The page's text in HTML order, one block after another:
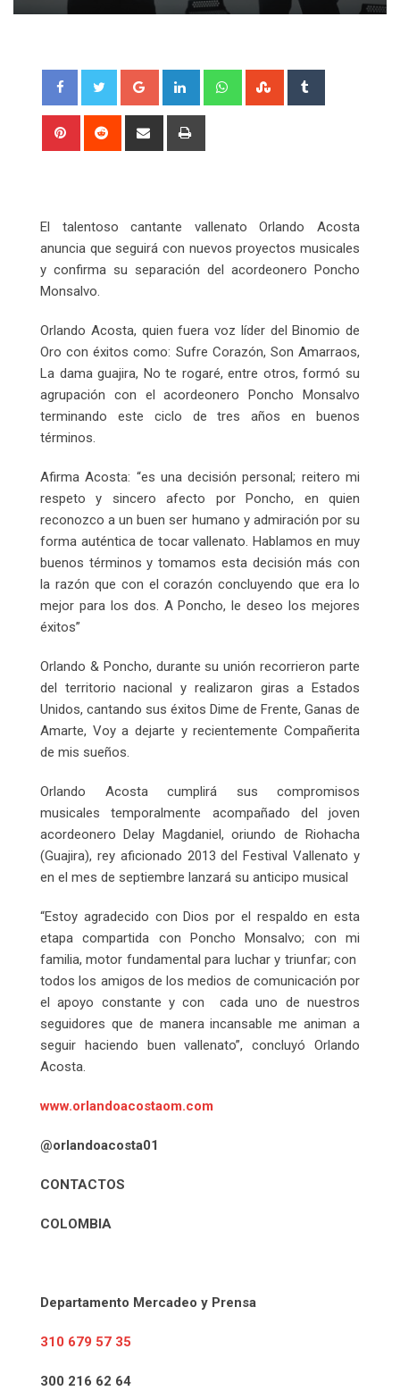
Google+ LinkedIn WhatsappStumbleUpon
Pinterest Reddit
Share
El talentoso cantante vallenato Orlando Acosta
anuncia que seguirá con nuevos proyectos musicales
y confirma su separación del acordeonero Poncho
Monsalvo.
Orlando Acosta, quien fuera voz líder del Binomio de
Oro con éxitos como: Sufre Corazón, Son Amarraos,
La dama guajira, No te rogaré, entre otros, formó su
agrupación con el acordeonero Poncho Monsalvo
terminando este ciclo de tres años en buenos
términos.
Afirma Acosta: “es una decisión personal; reitero mi
respeto y sincero afecto por Poncho, en quien
reconozco a un buen ser humano y admiración por su
forma auténtica de tocar vallenato. Hablamos en muy
buenos términos y tomamos esta decisión más con
la razón que con el corazón concluyendo que era lo
mejor para los dos. A Poncho, le deseo los mejores
éxitos”
Orlando & Poncho, durante su unión recorrieron parte
del territorio nacional y realizaron giras a Estados
Unidos, cantando sus éxitos Dime de Frente, Ganas de
Amarte, Voy a dejarte y recientemente Compañerita
de mis sueños.
Orlando Acosta cumplirá sus compromisos
musicales temporalmente acompañado del joven
acordeonero Delay Magdaniel, oriundo de Riohacha
(Guajira), rey aficionado 2013 del Festival Vallenato y
en el mes de septiembre lanzará su anticipo musical
“Estoy agradecido con Dios por el respaldo en esta
etapa compartida con Poncho Monsalvo; con mi
familia, motor fundamental para luchar y triunfar; con
todos los amigos de los medios de comunicación por
el apoyo constante y con cada uno de nuestros
seguidores que de manera incansable me animan a
seguir haciendo buen vallenato”, concluyó Orlando
Acosta.
www.orlandoacostaom.com
@orlandoacosta01
CONTACTOS
COLOMBIA
Departamento Mercadeo y Prensa
310 679 57 35
300 216 62 64